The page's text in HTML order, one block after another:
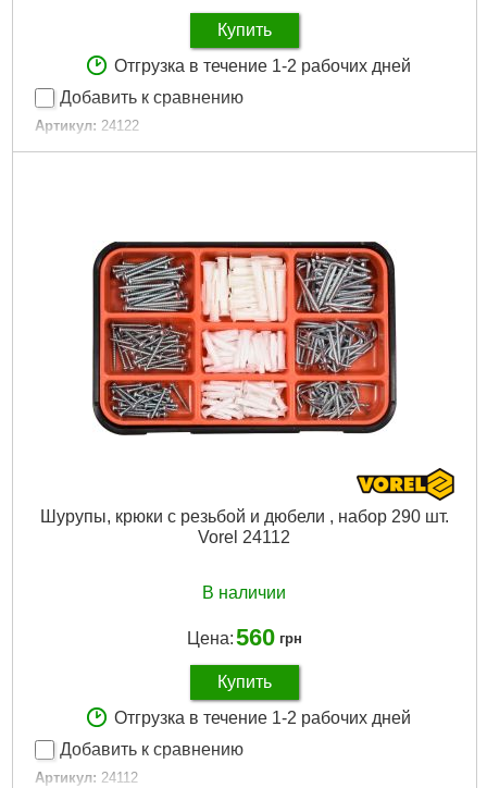
Купить
Отгрузка в течение 1-2 рабочих дней
Добавить к сравнению
Артикул: 24122
Код товара: 21.07.27
Вес брутто: 670 г
Подробнее...
Шурупы, крюки с резьбой и дюбели , набор 290 шт.
Vorel 24112
В наличии
Цена:560 грн
Купить
Отгрузка в течение 1-2 рабочих дней
Добавить к сравнению
Артикул: 24112